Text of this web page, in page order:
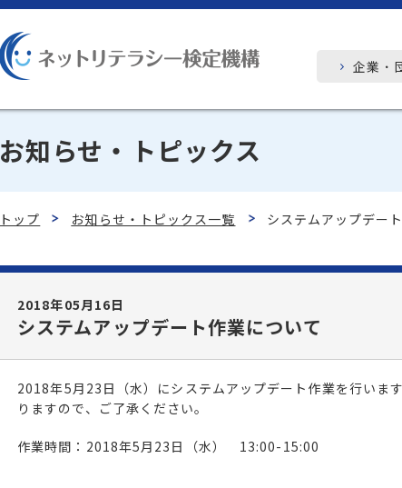
お知らせ・トピックス
トップ お知らせ・トピックス一覧 システムアップデー
2018年05月16日
システムアップデート作業について
2018年5月23日（水）にシステムアップデート作業を行いま
りますので、ご了承ください。
作業時間：2018年5月23日（水） 13:00-15:00